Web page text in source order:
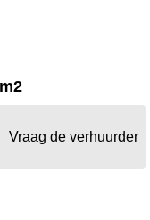
Vraag de verhuurder